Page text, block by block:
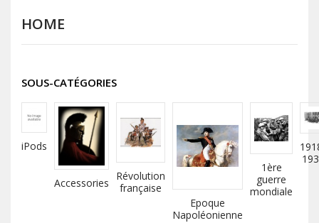
HOME
SOUS-CATÉGORIES
iPods
Accessories
Révolution
française
Epoque
Napoléonienne
1ère
guerre
mondiale